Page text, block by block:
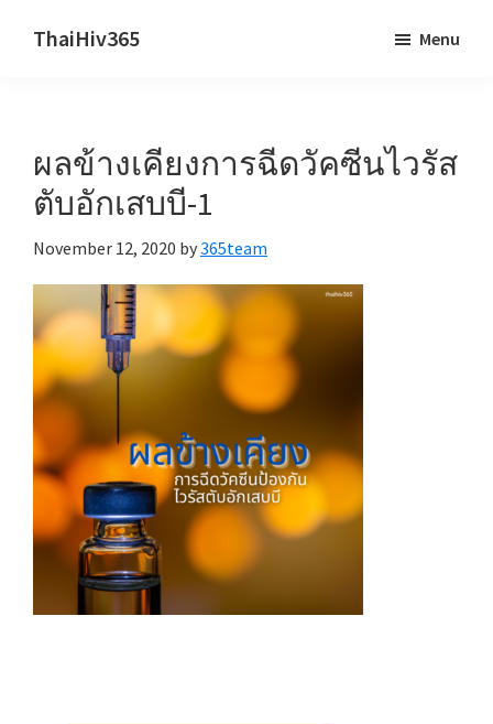
ThaiHiv365
behind.
Menu
ผลข้างเคียงการฉีดวัคซีนไวรัส
ตับอักเสบบี-1
November 12, 2020 by365team